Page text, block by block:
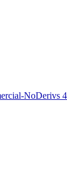
NoDerivs